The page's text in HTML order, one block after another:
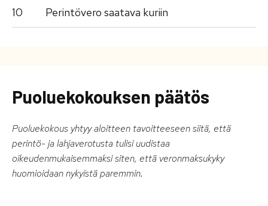
10 Perintövero saatava kuriin
Puoluekokouksen päätös
Puoluekokous yhtyy aloitteen tavoitteeseen siitä, että
perintö- ja lahjaverotusta tulisi uudistaa
oikeudenmukaisemmaksi siten, että veronmaksukyky
huomioidaan nykyistä paremmin.